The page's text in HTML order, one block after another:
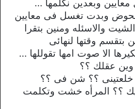
وبعدين نكلمها …
وبدت تغسل فى معايين
والاسئله ومنين بتقرا
وقتها لنهائى
الا صوت امها تقوللها …
وين عقلك ؟؟
خلعتينى ؟؟ شن فى ؟؟
؟؟ المرأه خشت وتكلمت